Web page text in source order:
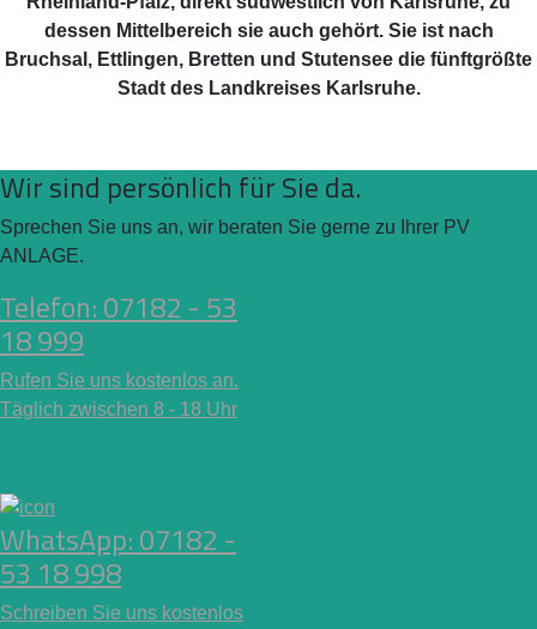
dessen Mittelbereich sie auch gehört. Sie ist nach
Bruchsal, Ettlingen, Bretten und Stutensee die fünftgrößte
Stadt des Landkreises Karlsruhe.
Wir sind persönlich für Sie da.
Sprechen Sie uns an, wir beraten Sie gerne zu Ihrer PV
ANLAGE.
Telefon: 07182 - 53
18 999
Rufen Sie uns kostenlos an.
Täglich zwischen 8 - 18 Uhr
WhatsApp: 07182 -
53 18 998
Schreiben Sie uns kostenlos